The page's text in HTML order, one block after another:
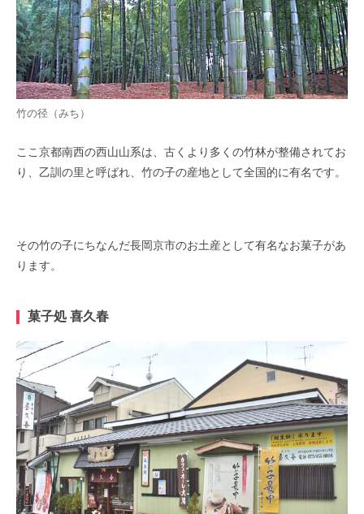
竹の径（みち）
ここ京都南西の西山山系は、古くより多くの竹林が整備されてお
り、乙訓の里と呼ばれ、竹の子の産地として全国的に有名です。
その竹の子にちなんだ長岡京市のお土産として有名なお菓子があ
ります。
菓子処 喜久春